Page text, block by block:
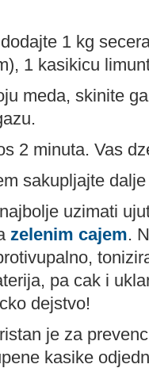
1 kg
1 kasikicu
meda, skinite
2 minuta. Vas
sakupljajte
uzimati
zelenim cajem.
pa cak i
dejstvo!
je za
kasike